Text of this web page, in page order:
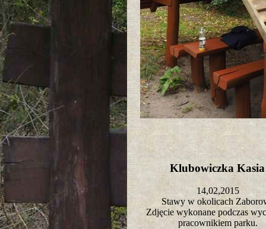
Klubowiczka
14,02,2015
Stawy w okolicach
Zdjęcie wykonane podczas
pracownikiem parku.